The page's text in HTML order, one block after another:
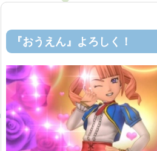
『おうえん』よろしく！